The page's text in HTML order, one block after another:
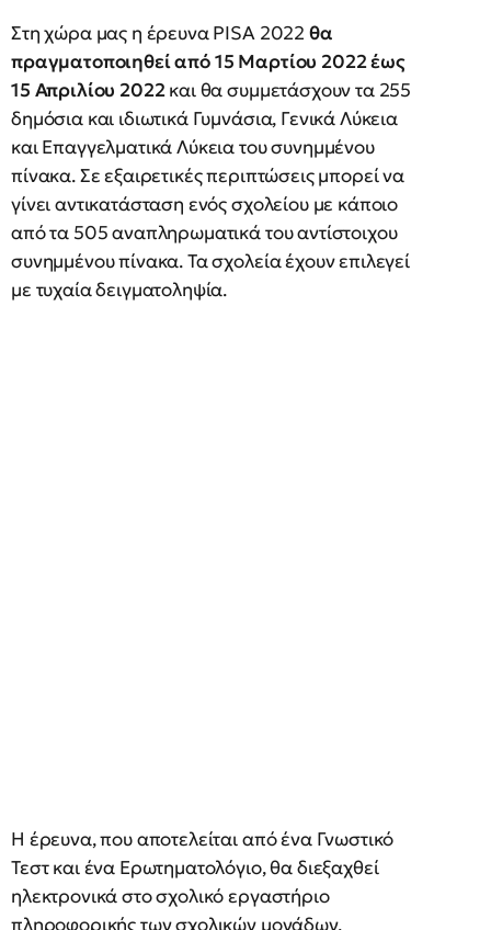
Στη χώρα μας η έρευνα PISA 2022 θα
πραγματοποιηθεί από 15 Μαρτίου 2022 έως
15 Απριλίου 2022και θα συμμετάσχουν τα 255
δημόσια και ιδιωτικά Γυμνάσια, Γενικά Λύκεια
και Επαγγελματικά Λύκεια του συνημμένου
πίνακα. Σε εξαιρετικές περιπτώσεις μπορεί να
γίνει αντικατάσταση ενός σχολείου με κάποιο
από τα 505 αναπληρωματικά του αντίστοιχου
συνημμένου πίνακα. Τα σχολεία έχουν επιλεγεί
με τυχαία δειγματοληψία.
Η έρευνα, που αποτελείται από ένα Γνωστικό
Τεστ και ένα Ερωτηματολόγιο, θα διεξαχθεί
ηλεκτρονικά στο σχολικό εργαστήριο
πληροφορικής των σχολικών μονάδων.